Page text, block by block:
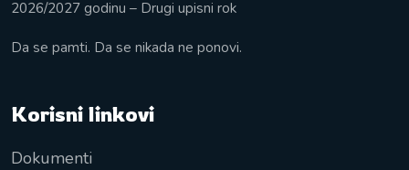
2026/2027 godinu – Drugi upisni rok
Da se pamti. Da se nikada ne ponovi.
Korisni linkovi
Dokumenti